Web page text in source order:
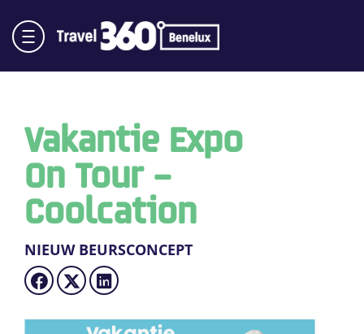
Vakantie Expo
On Tour –
Coolcation
NIEUW BEURSCONCEPT